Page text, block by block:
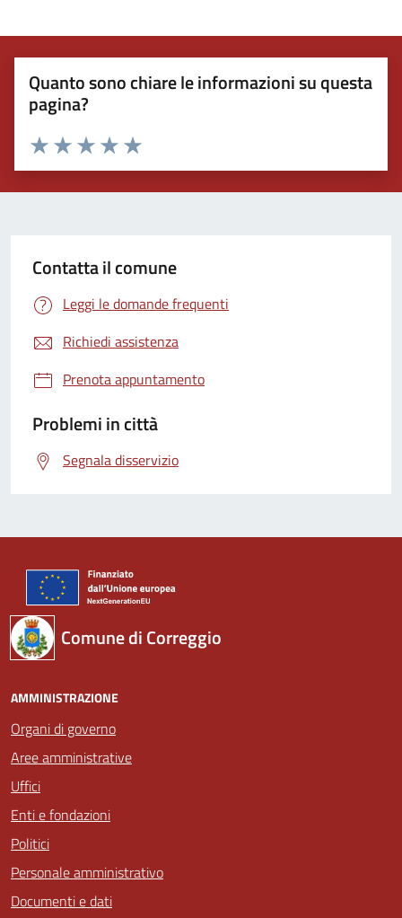
Quanto sono chiare le informazioni su questa
pagina?
Valuta 5 stelle su 5
Valuta 4 stelle su 5
Valuta 3 stelle su 5
Valuta 2 stelle su 5
Valuta 1 stelle su 5
Contatta il comune
Leggi le domande frequenti
Richiedi assistenza
Prenota appuntamento
Problemi in città
Segnala disservizio
Comune di Correggio
AMMINISTRAZIONE
Organi di governo
Aree amministrative
Uffici
Enti e fondazioni
Politici
Personale amministrativo
Documenti e dati